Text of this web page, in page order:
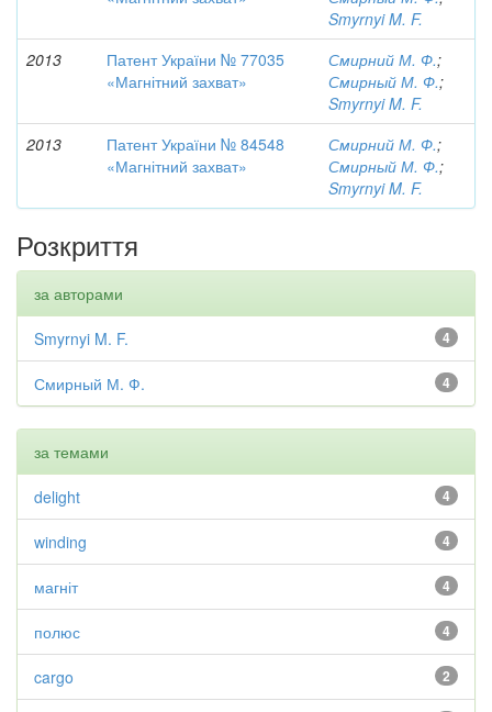
Smyrnyi M. F.
2013
Патент України № 77035
«Магнітний захват»
Смирний М. Ф.;
Смирный М. Ф.;
Smyrnyi M. F.
2013
Патент України № 84548
«Магнітний захват»
Смирний М. Ф.;
Смирный М. Ф.;
Smyrnyi M. F.
Розкриття
за авторами
4
Smyrnyi M. F.
4
Смирный М. Ф.
за темами
4
delight
4
winding
4
магніт
4
полюс
2
cargo